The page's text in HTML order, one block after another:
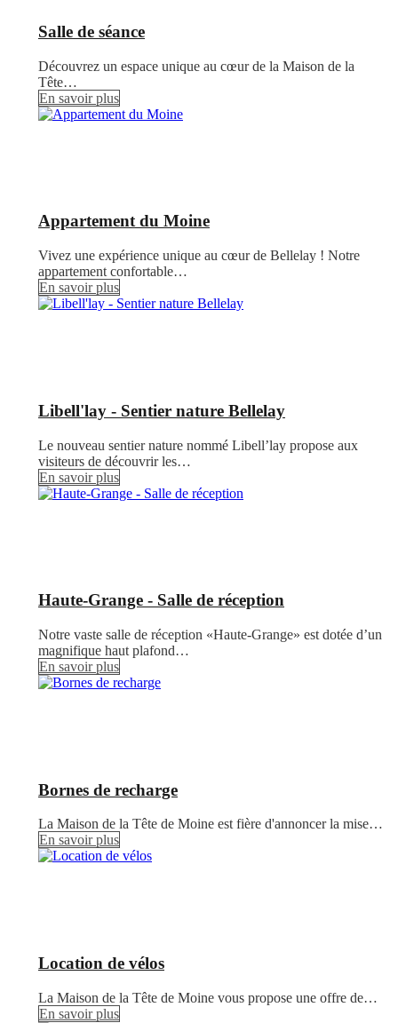
Salle de séance
Découvrez un espace unique au cœur de la Maison de la
Tête…
En savoir plus
Appartement du Moine
Vivez une expérience unique au cœur de Bellelay ! Notre
appartement confortable…
En savoir plus
Libell'lay - Sentier nature Bellelay
Le nouveau sentier nature nommé Libell’lay propose aux
visiteurs de découvrir les…
En savoir plus
Haute-Grange - Salle de réception
Notre vaste salle de réception «Haute-Grange» est dotée d’un
magnifique haut plafond…
En savoir plus
Bornes de recharge
La Maison de la Tête de Moine est fière d'annoncer la mise…
En savoir plus
Location de vélos
La Maison de la Tête de Moine vous propose une offre de…
En savoir plus